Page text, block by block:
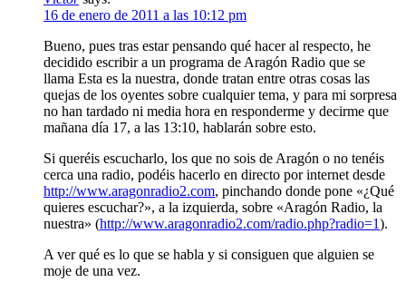
16 de enero de 2011 a las 10:12 pm
Bueno, pues tras estar pensando qué hacer al respecto, he
decidido escribir a un programa de Aragón Radio que se
llama Esta es la nuestra, donde tratan entre otras cosas las
quejas de los oyentes sobre cualquier tema, y para mi sorpresa
no han tardado ni media hora en responderme y decirme que
mañana día 17, a las 13:10, hablarán sobre esto.
Si queréis escucharlo, los que no sois de Aragón o no tenéis
cerca una radio, podéis hacerlo en directo por internet desde
http://www.aragonradio2.com, pinchando donde pone «¿Qué
quieres escuchar?», a la izquierda, sobre «Aragón Radio, la
nuestra» (http://www.aragonradio2.com/radio.php?radio=1).
A ver qué es lo que se habla y si consiguen que alguien se
moje de una vez.